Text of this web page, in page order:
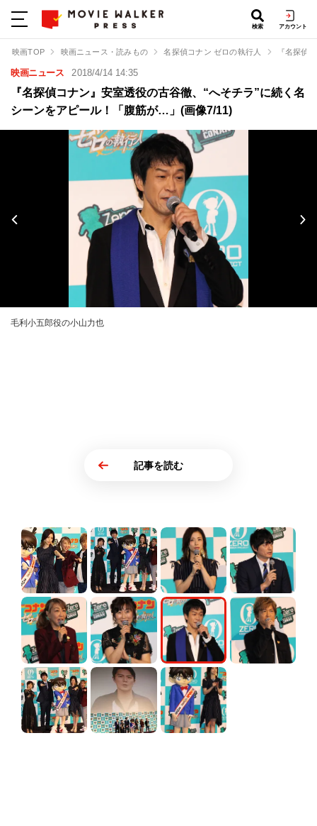
検索 アカウント
映画TOP 映画ニュース・読みもの 名探偵コナン ゼロの執行人 『名探偵
映画ニュース 2018/4/14 14:35
『名探偵コナン』安室透役の古谷徹、“へそチラ”に続く名
シーンをアピール！「腹筋が…」(画像7/11)
毛利小五郎役の小山力也
記事を読む